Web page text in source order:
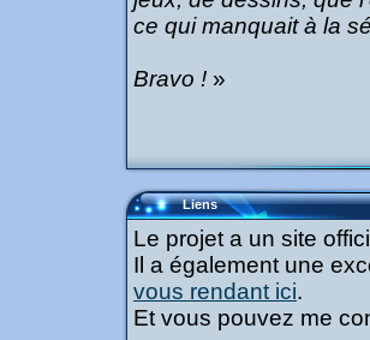
ce qui manquait à la
Bravo ! »
Liens
Le projet a un site
Il a également une
vous rendant ici.
Et vous pouvez me